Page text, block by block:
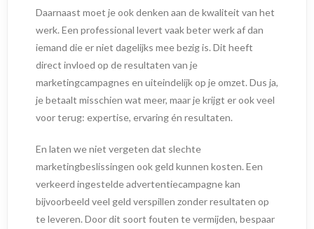
Daarnaast moet je ook denken aan de kwaliteit van het
werk. Een professional levert vaak beter werk af dan
iemand die er niet dagelijks mee bezig is. Dit heeft
direct invloed op de resultaten van je
marketingcampagnes en uiteindelijk op je omzet. Dus ja,
je betaalt misschien wat meer, maar je krijgt er ook veel
voor terug: expertise, ervaring én resultaten.
En laten we niet vergeten dat slechte
marketingbeslissingen ook geld kunnen kosten. Een
verkeerd ingestelde advertentiecampagne kan
bijvoorbeeld veel geld verspillen zonder resultaten op
te leveren. Door dit soort fouten te vermijden, bespaar